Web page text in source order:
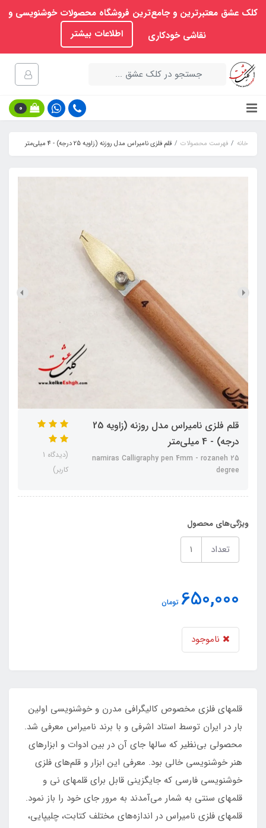
کلک عشق معتبرترین و جامع‌ترین فروشگاه محصولات خوشنویسی و
نقاشی خودکاری
اطلاعات بیشتر
0
خانه فهرست محصولات قلم فلزی نامیراس مدل روزنه (زاویه 25 درجه) - 4 میلی‌متر
قلم فلزی نامیراس مدل روزنه (زاویه 25
درجه) - 4 میلی‌متر
namiras Calligraphy pen 4mm - rozaneh 25
degree
(دیدگاه 1
کاربر)
ویژگی‌های محصول
تعداد
650,000 تومان
ناموجود
قلمهای فلزی مخصوص کالیگرافی مدرن و خوشنویسی اولین
بار در ایران توسط استاد اشرفی و با برند نامیراس معرفی شد.
محصولی بی‌نظیر که سالها جای آن در بین ادوات و ابزارهای
هنر خوشنویسی خالی بود. معرفی این ابزار و قلم‌های فلزی
خوشنویسی فارسی که جایگزینی قابل برای قلمهای نی و
قلمهای سنتی به شمار می‌آمدند به مرور جای خود را باز نمود.
قلمهای فلزی نامیراس در اندازه‌های مختلف کتابت، چلیپایی،